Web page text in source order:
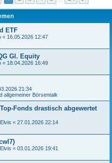
ETF
« 16.05.2026 12:47
Gl. Equity
« 18.04.2026 16:49
21:34
allgemeiner Börsentalk
Fonds drastisch abgewertet
« 27.01.2026 22:14
« 03.01.2026 19:41